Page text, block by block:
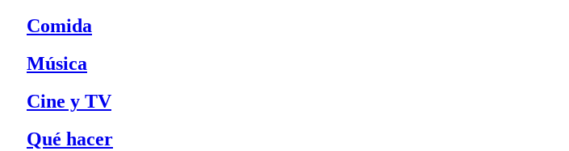
Comida
Música
Cine y TV
Qué hacer